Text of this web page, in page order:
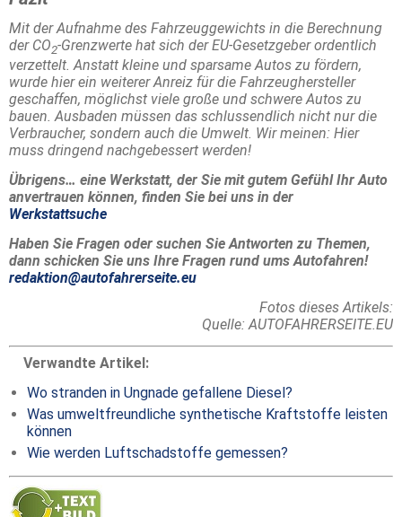
Mit der Aufnahme des Fahrzeuggewichts in die Berechnung
der CO2-Grenzwerte hat sich der EU-Gesetzgeber ordentlich
verzettelt. Anstatt kleine und sparsame Autos zu fördern,
wurde hier ein weiterer Anreiz für die Fahrzeughersteller
geschaffen, möglichst viele große und schwere Autos zu
bauen. Ausbaden müssen das schlussendlich nicht nur die
Verbraucher, sondern auch die Umwelt. Wir meinen: Hier
muss dringend nachgebessert werden!
Übrigens… eine Werkstatt, der Sie mit gutem Gefühl Ihr Auto
anvertrauen können, finden Sie bei uns in der
Werkstattsuche
Haben Sie Fragen oder suchen Sie Antworten zu Themen,
dann schicken Sie uns Ihre Fragen rund ums Autofahren!
redaktion@autofahrerseite.eu
Fotos dieses Artikels:
Quelle: AUTOFAHRERSEITE.EU
Verwandte Artikel:
Wo stranden in Ungnade gefallene Diesel?
Was umweltfreundliche synthetische Kraftstoffe leisten
können
Wie werden Luftschadstoffe gemessen?